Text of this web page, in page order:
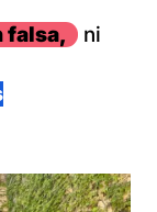
falsa,
ni